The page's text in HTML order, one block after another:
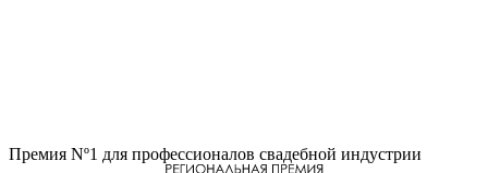
Перейти
Премия Nº1 для профессионалов свадебной индустрии